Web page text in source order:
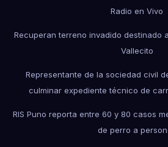
Radio en Vivo
Recuperan terreno invadido destinado
Vallecito
Representante de la sociedad civil
culminar expediente técnico de
RIS Puno reporta entre 60 y 80 casos
de perro a